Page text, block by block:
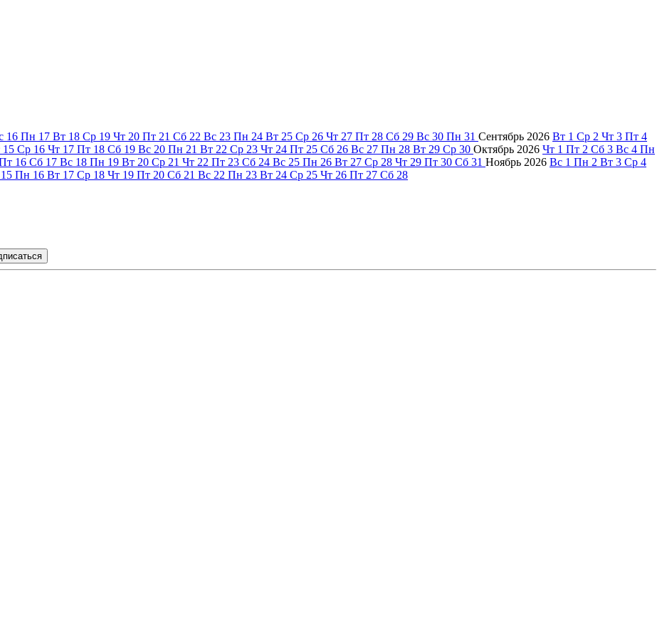
16 Пн 17 Вт 18 Ср 19 Чт 20 Пт 21 Сб 22 Вс 23 Пн 24 Вт 25 Ср 26 Чт 27 Пт 28 Сб 29 Вс 30 Пн 31 Сентябрь 2026 Вт 1 Ср 2 Чт 3 Пт 4
15 Ср 16 Чт 17 Пт 18 Сб 19 Вс 20 Пн 21 Вт 22 Ср 23 Чт 24 Пт 25 Сб 26 Вс 27 Пн 28 Вт 29 Ср 30 Октябрь 2026 Чт 1 Пт 2 Сб 3 Вс 4 Пн
16 Сб 17 Вс 18 Пн 19 Вт 20 Ср 21 Чт 22 Пт 23 Сб 24 Вс 25 Пн 26 Вт 27 Ср 28 Чт 29 Пт 30 Сб 31 Ноябрь 2026 Вс 1 Пн 2 Вт 3 Ср 4
15 Пн 16 Вт 17 Ср 18 Чт 19 Пт 20 Сб 21 Вс 22 Пн 23 Вт 24 Ср 25 Чт 26 Пт 27 Сб 28